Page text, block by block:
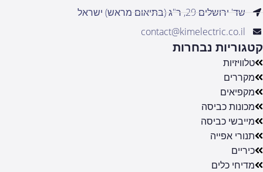
שד' ירושלים 29, ר"ג (בתיאום מראש) ישראל
contact@kimelectric.co.il
קטגוריות נבחרות
טלוויזיות
מקררים
מקפיאים
מכונות כביסה
מייבשי כביסה
תנורי אפייה
כיריים
מדיחי כלים